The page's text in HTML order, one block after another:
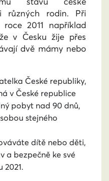
různých rodin. Při
2011 například
v Česku žije přes
dvě mámy nebo
České republiky,
v České republice
pobyt nad 90 dnů,
stejného
dítě nebo děti,
a bezpečně ke své
2021.